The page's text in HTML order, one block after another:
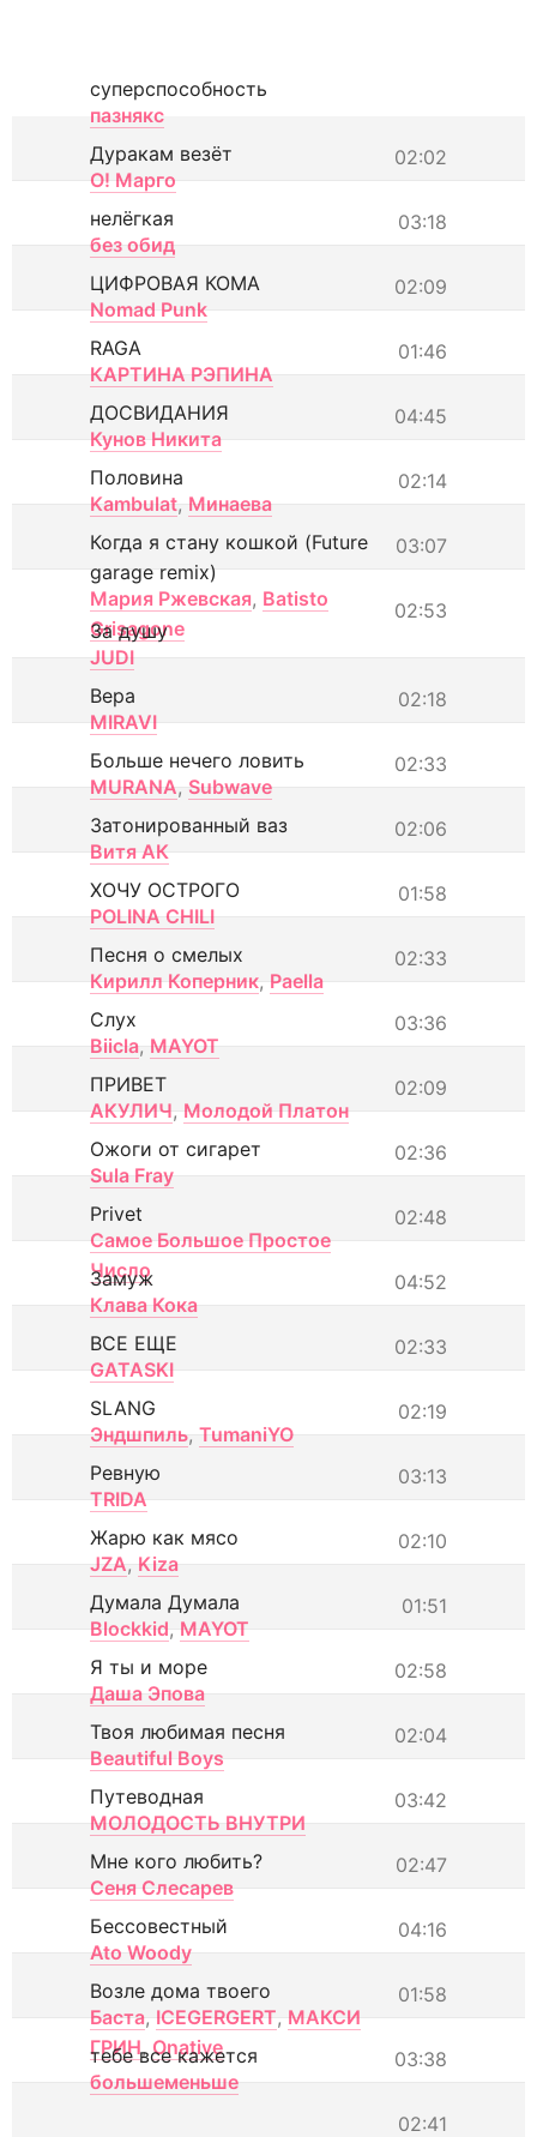
суперспособность
пазнякс
02:02
Дуракам везёт
О! Марго
03:18
нелёгкая
без обид
02:09
ЦИФРОВАЯ КОМА
Nomad Punk
01:46
RAGA
КАРТИНА РЭПИНА
04:45
ДОСВИДАНИЯ
Кунов Никита
02:14
Половина
Kambulat, Минаева
03:07
Когда я стану кошкой (Future
garage remix)
Мария Ржевская, Batisto
Grisagone
02:53
За душу
JUDI
02:18
Вера
MIRAVI
02:33
Больше нечего ловить
MURANA, Subwave
02:06
Затонированный ваз
Витя АК
01:58
ХОЧУ ОСТРОГО
POLINA CHILI
02:33
Песня о смелых
Кирилл Коперник, Paella
03:36
Слух
Biicla, MAYOT
02:09
ПРИВЕТ
АКУЛИЧ, Молодой Платон
02:36
Ожоги от сигарет
Sula Fray
02:48
Privet
Самое Большое Простое
Число
04:52
Замуж
Клава Кока
02:33
ВСЕ ЕЩЕ
GATASKI
02:19
SLANG
Эндшпиль, TumaniYO
03:13
Ревную
TRIDA
02:10
Жарю как мясо
JZA, Kiza
01:51
Думала Думала
Blockkid, MAYOT
02:58
Я ты и море
Даша Эпова
02:04
Твоя любимая песня
Beautiful Boys
03:42
Путеводная
МОЛОДОСТЬ ВНУТРИ
02:47
Мне кого любить?
Сеня Слесарев
04:16
Бессовестный
Ato Woody
01:58
Возле дома твоего
Баста, ICEGERGERT, МАКСИ
ГРИН, Onative 03:38
тебе все кажется
большеменьше
02:41